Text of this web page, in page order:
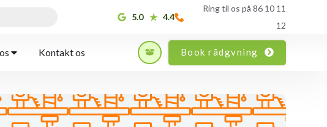
5.0 4.4
Ring til os på 86 10 11
12
Kontakt os Book rådgvning